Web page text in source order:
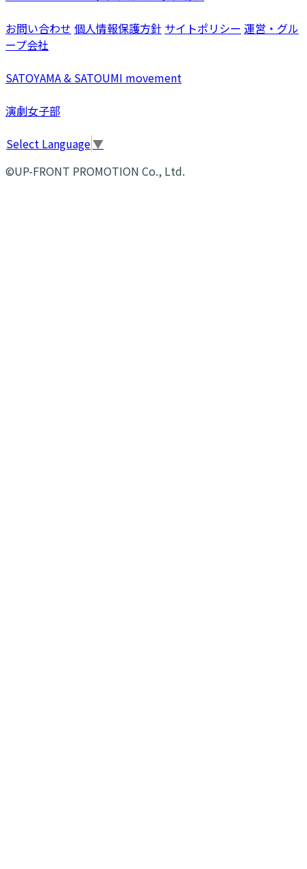
お問い合わせ 個人情報保護方針 サイトポリシー 運営・グル
ープ会社
SATOYAMA & SATOUMI movement
演劇女子部
Select Language▼
©UP-FRONT PROMOTION Co., Ltd.